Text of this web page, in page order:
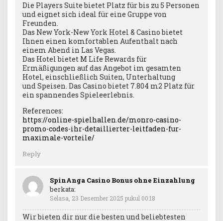
Die Players Suite bietet Platz für bis zu 5 Personen
und eignet sich ideal für eine Gruppe von
Freunden.
Das New York-New York Hotel & Casino bietet
Ihnen einen komfortablen Aufenthalt nach
einem Abend in Las Vegas.
Das Hotel bietet M Life Rewards für
Ermäßigungen auf das Angebot im gesamten
Hotel, einschließlich Suiten, Unterhaltung
und Speisen. Das Casino bietet 7.804 m2 Platz für
ein spannendes Spieleerlebnis.
References:
https://online-spielhallen.de/monro-casino-
promo-codes-ihr-detaillierter-leitfaden-fur-
maximale-vorteile/
Reply
SpinAnga Casino Bonus ohne Einzahlung
berkata:
Selasa, 23 Desember 2025 pukul 00:18
Wir bieten dir nur die besten und beliebtesten